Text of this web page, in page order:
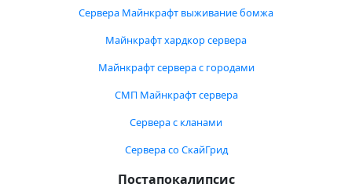
Сервера Майнкрафт выживание бомжа
Майнкрафт хардкор сервера
Майнкрафт сервера с городами
СМП Майнкрафт сервера
Сервера с кланами
Сервера со СкайГрид
Постапокалипсис